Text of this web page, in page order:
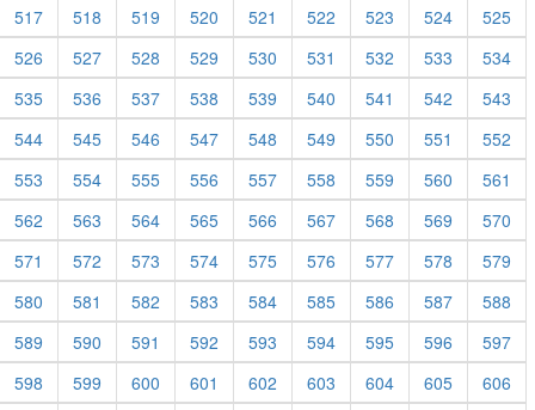
517
518 519 520 521 522 523 524
525
526
527 528 529 530 531 532 533
534
535
536 537 538 539 540 541 542
543
544
545 546 547 548 549 550 551
552
553
554 555 556 557 558 559 560
561
562
563 564 565 566 567 568 569
570
571
572 573 574 575 576 577 578
579
580
581 582 583 584 585 586 587
588
589
590 591 592 593 594 595 596
597
598
599 600 601 602 603 604 605
606